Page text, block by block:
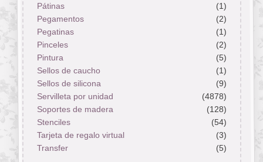
Pátinas
(1)
Pegamentos
(2)
Pegatinas
(1)
Pinceles
(2)
Pintura
(5)
Sellos de caucho
(1)
Sellos de silicona
(9)
Servilleta por unidad
(4878)
Soportes de madera
(128)
Stenciles
(54)
Tarjeta de regalo virtual
(3)
Transfer
(5)